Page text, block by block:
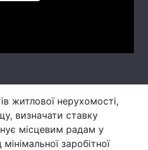
Вакансії
житлової нерухомості,
визначати ставку
місцевим радам у
заробітної